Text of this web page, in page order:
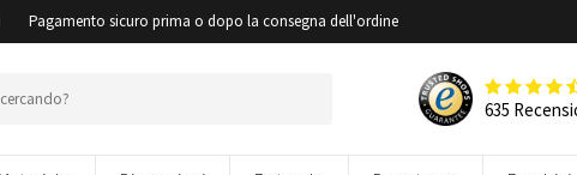
Pagamento sicuro prima o dopo la consegna dell'ordine
635